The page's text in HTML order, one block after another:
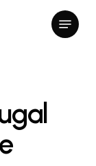
Menu